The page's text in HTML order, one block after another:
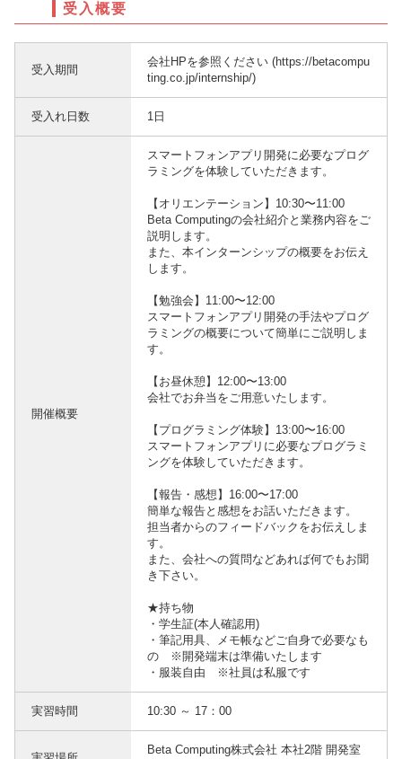
受入概要
受入期間
会社HPを参照ください (https://betacompu
ting.co.jp/internship/)
受入れ日数 1日
開催概要
スマートフォンアプリ開発に必要なプログ
ラミングを体験していただきます。
【オリエンテーション】10:30〜11:00
Beta Computingの会社紹介と業務内容をご
説明します。
また、本インターンシップの概要をお伝え
します。
【勉強会】11:00〜12:00
スマートフォンアプリ開発の手法やプログ
ラミングの概要について簡単にご説明しま
す。
【お昼休憩】12:00〜13:00
会社でお弁当をご用意いたします。
【プログラミング体験】13:00〜16:00
スマートフォンアプリに必要なプログラミ
ングを体験していただきます。
【報告・感想】16:00〜17:00
簡単な報告と感想をお話いただきます。
担当者からのフィードバックをお伝えしま
す。
また、会社への質問などあれば何でもお聞
き下さい。
★持ち物
・学生証(本人確認用)
・筆記用具、メモ帳などご自身で必要なも
の ※開発端末は準備いたします
・服装自由 ※社員は私服です
実習時間 10:30 ～ 17：00
Beta Computing株式会社 本社2階 開発室